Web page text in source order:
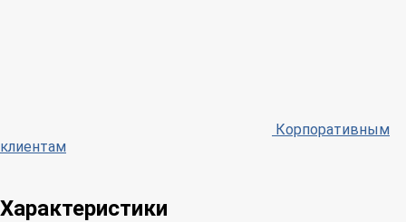
Корпоративным
клиентам
Характеристики